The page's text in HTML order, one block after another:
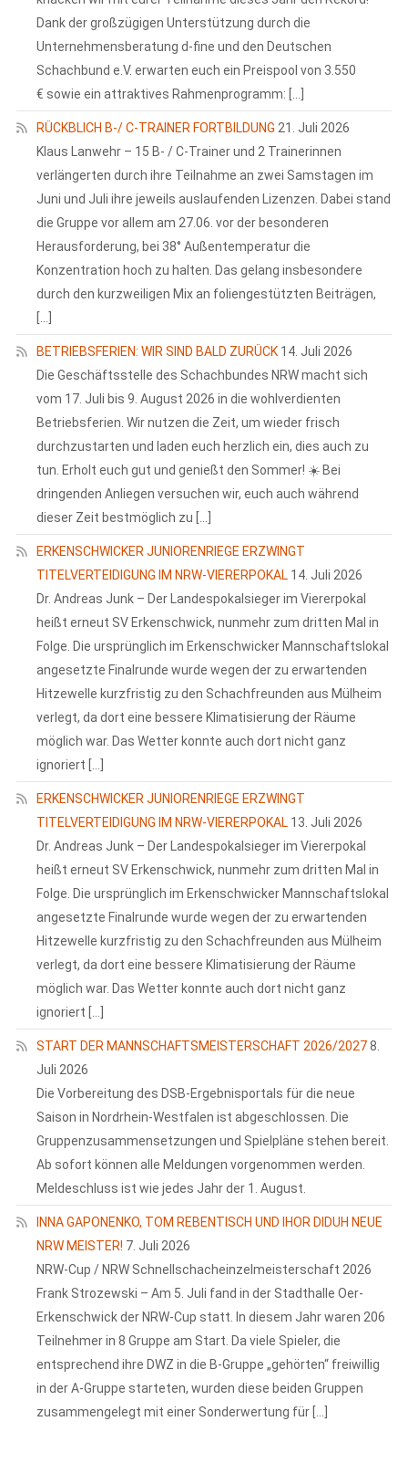
Dank der großzügigen Unterstützung durch die
Unternehmensberatung d-fine und den Deutschen
Schachbund e.V. erwarten euch ein Preispool von 3.550
€ sowie ein attraktives Rahmenprogramm: […]
RÜCKBLICH B-/ C-TRAINER FORTBILDUNG 21. Juli 2026
Klaus Lanwehr – 15 B- / C-Trainer und 2 Trainerinnen
verlängerten durch ihre Teilnahme an zwei Samstagen im
Juni und Juli ihre jeweils auslaufenden Lizenzen. Dabei stand
die Gruppe vor allem am 27.06. vor der besonderen
Herausforderung, bei 38° Außentemperatur die
Konzentration hoch zu halten. Das gelang insbesondere
durch den kurzweiligen Mix an foliengestützten Beiträgen,
[…]
BETRIEBSFERIEN: WIR SIND BALD ZURÜCK 14. Juli 2026
Die Geschäftsstelle des Schachbundes NRW macht sich
vom 17. Juli bis 9. August 2026 in die wohlverdienten
Betriebsferien. Wir nutzen die Zeit, um wieder frisch
durchzustarten und laden euch herzlich ein, dies auch zu
tun. Erholt euch gut und genießt den Sommer! ☀️ Bei
dringenden Anliegen versuchen wir, euch auch während
dieser Zeit bestmöglich zu […]
ERKENSCHWICKER JUNIORENRIEGE ERZWINGT
TITELVERTEIDIGUNG IM NRW-VIERERPOKAL 14. Juli 2026
Dr. Andreas Junk – Der Landespokalsieger im Viererpokal
heißt erneut SV Erkenschwick, nunmehr zum dritten Mal in
Folge. Die ursprünglich im Erkenschwicker Mannschaftslokal
angesetzte Finalrunde wurde wegen der zu erwartenden
Hitzewelle kurzfristig zu den Schachfreunden aus Mülheim
verlegt, da dort eine bessere Klimatisierung der Räume
möglich war. Das Wetter konnte auch dort nicht ganz
ignoriert […]
ERKENSCHWICKER JUNIORENRIEGE ERZWINGT
TITELVERTEIDIGUNG IM NRW-VIERERPOKAL 13. Juli 2026
Dr. Andreas Junk – Der Landespokalsieger im Viererpokal
heißt erneut SV Erkenschwick, nunmehr zum dritten Mal in
Folge. Die ursprünglich im Erkenschwicker Mannschaftslokal
angesetzte Finalrunde wurde wegen der zu erwartenden
Hitzewelle kurzfristig zu den Schachfreunden aus Mülheim
verlegt, da dort eine bessere Klimatisierung der Räume
möglich war. Das Wetter konnte auch dort nicht ganz
ignoriert […]
START DER MANNSCHAFTSMEISTERSCHAFT 2026/20278.
Juli 2026
Die Vorbereitung des DSB-Ergebnisportals für die neue
Saison in Nordrhein-Westfalen ist abgeschlossen. Die
Gruppenzusammensetzungen und Spielpläne stehen bereit.
Ab sofort können alle Meldungen vorgenommen werden.
Meldeschluss ist wie jedes Jahr der 1. August.
INNA GAPONENKO, TOM REBENTISCH UND IHOR DIDUH NEUE
NRW MEISTER! 7. Juli 2026
NRW-Cup / NRW Schnellschacheinzelmeisterschaft 2026
Frank Strozewski – Am 5. Juli fand in der Stadthalle Oer-
Erkenschwick der NRW-Cup statt. In diesem Jahr waren 206
Teilnehmer in 8 Gruppe am Start. Da viele Spieler, die
entsprechend ihre DWZ in die B-Gruppe „gehörten“ freiwillig
in der A-Gruppe starteten, wurden diese beiden Gruppen
zusammengelegt mit einer Sonderwertung für […]